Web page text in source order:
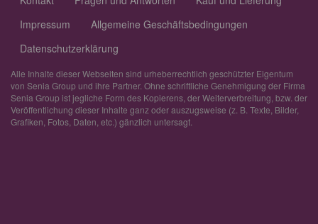
Impressum
Allgemeine Geschäftsbedingungen
Datenschutzerklärung
Alle Inhalte dieser Webseiten sind urheberrechtlich geschützter Eigentum
von Senia Group und ihre Partner. Ohne schriftliche Genehmigung der Firma
Senia Group ist jegliche Form des Kopierens, der Weiterverbreitung, bzw. der
Veröffentlichung dieser Inhalte ganz oder auszugsweise (z. B. Texte, Bilder,
Grafiken, Fotos, Daten, etc.) gänzlich untersagt.